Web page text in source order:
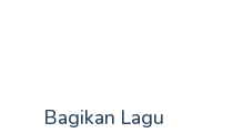
Bagikan Lagu